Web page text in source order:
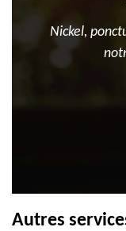
Nickel,
Autres